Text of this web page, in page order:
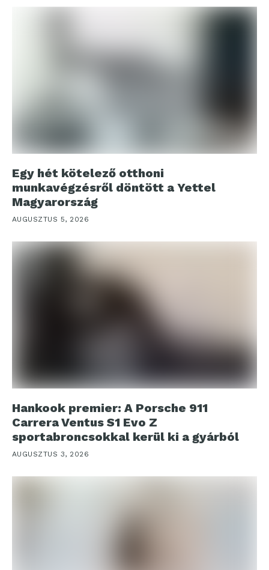
Egy hét kötelező otthoni
munkavégzésről döntött a Yettel
Magyarország
AUGUSZTUS 5, 2026
Hankook premier: A Porsche 911
Carrera Ventus S1 Evo Z
sportabroncsokkal kerül ki a gyárból
AUGUSZTUS 3, 2026